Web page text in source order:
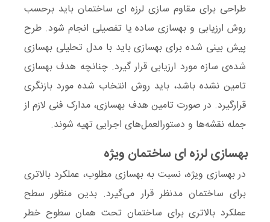
طراحی برای مقاوم سازی لرزه ای ساختمان باید برحسب
روش ارزیابی و بهسازی ساده یا تفصیلی انجام شود‌. طرح
پیش بینی شده برای بهسازی باید با مدلتحلیلی بهسازی
شد‌ه‌ی سازه مورد ارزیابی قرار گیرد. چنانچه هدف بهسازی
تامین نشده باشد، باید روش انتخاب شده مورد بازنگری
قرارگیرد‌. در صورت تامین هدف بهسازی، مدارک فنی لازم از
جمله نقشه‌ها و دستورالعمل‌های اجرایی تهیه شوند.
بهسازی لرزه ای ساختمان ویژه
در بهسازی ویژه، نسبت به بهسازی مطلوب، عملکرد بالاتری
برای ساختمان مدنظر قرار می‌گیرد. بدین منظور سطح
عملکرد بالاتری برای ساختمان تحت همان سطوح خطر